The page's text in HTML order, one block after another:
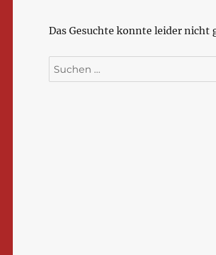
Das Gesuchte konnte leider
Suchen
nach: